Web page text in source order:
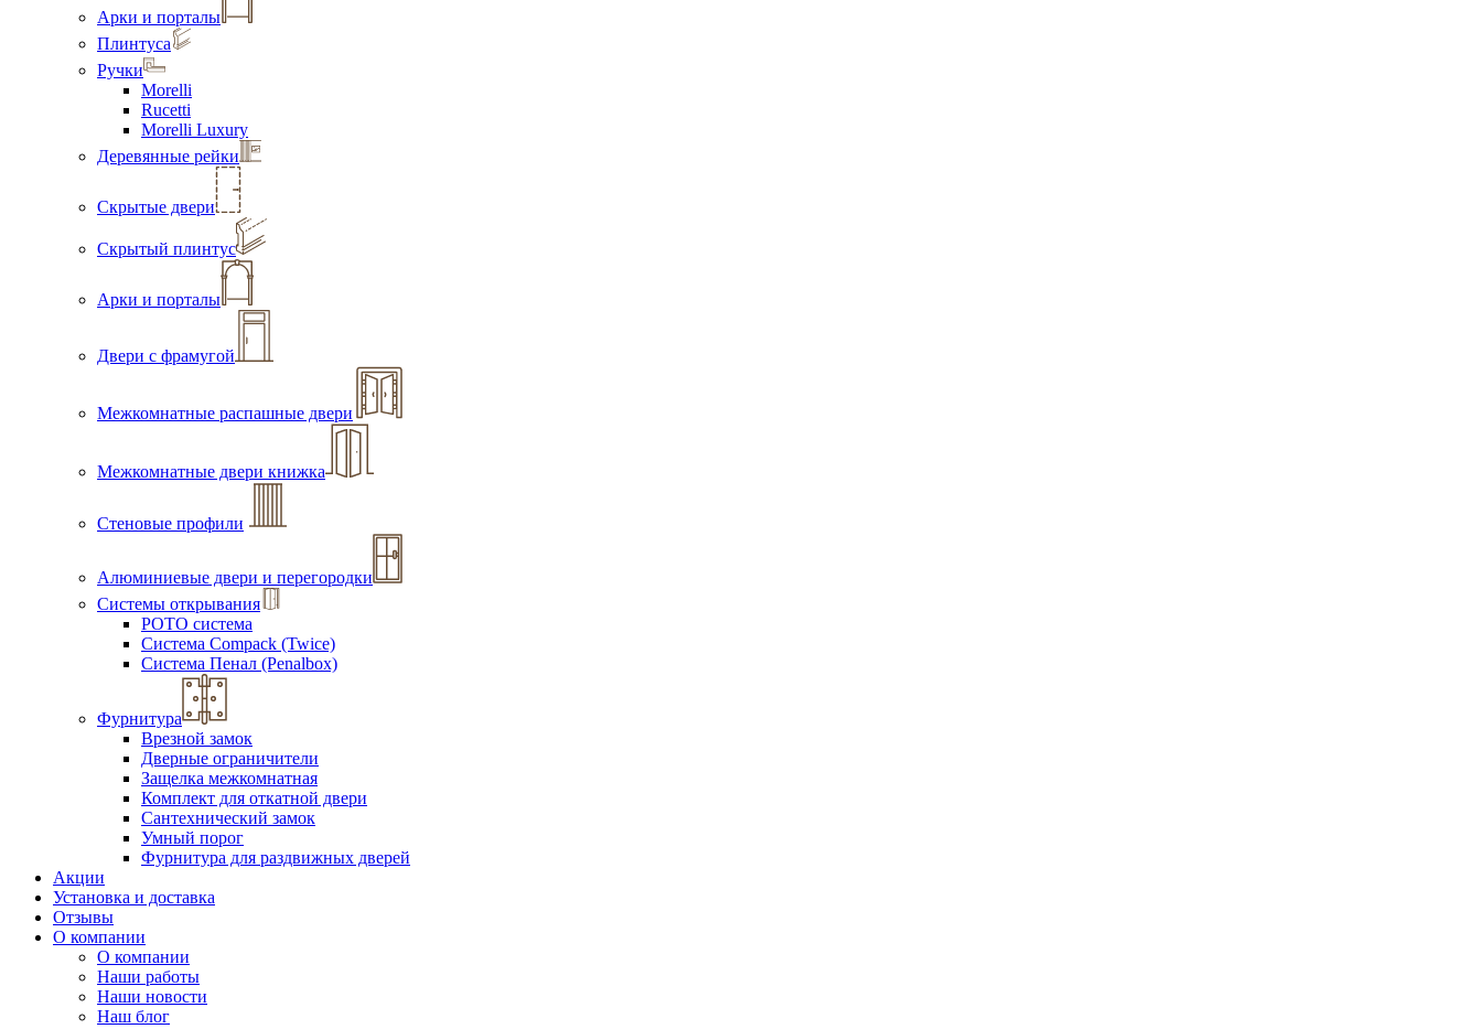
Арки и порталы
Плинтуса
Ручки
Morelli
Rucetti
Morelli Luxury
Деревянные рейки
Скрытые двери
Скрытый плинтус
Арки и порталы
Двери с фрамугой
Межкомнатные распашные двери
Межкомнатные двери книжка
Стеновые профили
Алюминиевые двери и перегородки
Системы открывания
РОТО система
Система Compack (Twice)
Система Пенал (Penalbox)
Фурнитура
Врезной замок
Дверные ограничители
Защелка межкомнатная
Комплект для откатной двери
Сантехнический замок
Умный порог
Фурнитура для раздвижных дверей
Акции
Установка и доставка
Отзывы
О компании
О компании
Наши работы
Наши новости
Наш блог